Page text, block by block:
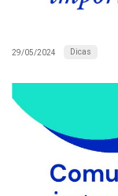
29/05/2024 Dicas